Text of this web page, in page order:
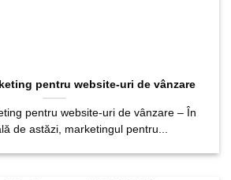
pentru website-uri de vânzare
pentru website-uri de vânzare – În
de astăzi, marketingul pentru...